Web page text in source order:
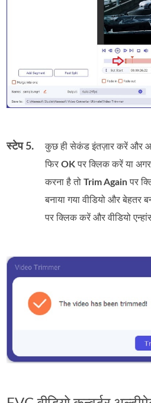
स्टेप 5.
कुछ ही सेकंड इंतज़ार करें और
फिरOKपर क्लिक करें या
करना है तोTrim Againपर
बनाया गया वीडियो और बेहतर
पर क्लिक करें और वीडियो